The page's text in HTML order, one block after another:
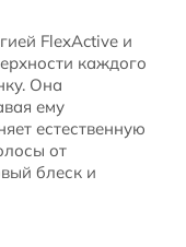
FlexActive и
каждого
Она
ему
естественную
от
блеск и